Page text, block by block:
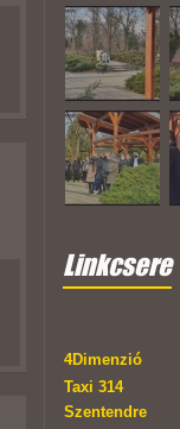
Linkcsere
4Dimenzió
Taxi 314
Szentendre